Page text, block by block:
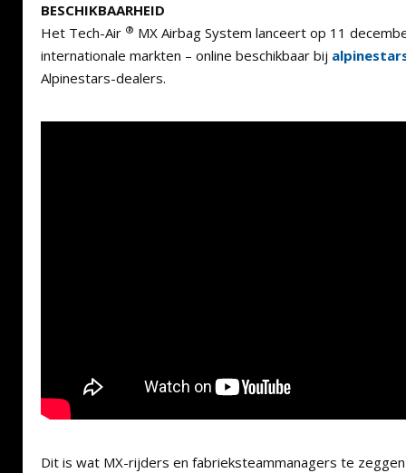
BESCHIKBAARHEID
Het Tech-Air ® MX Airbag System lanceert op 11
internationale markten – online beschikbaar bij
Alpinestars-dealers.
Dit is wat MX-rijders en fabrieksteammanagers te